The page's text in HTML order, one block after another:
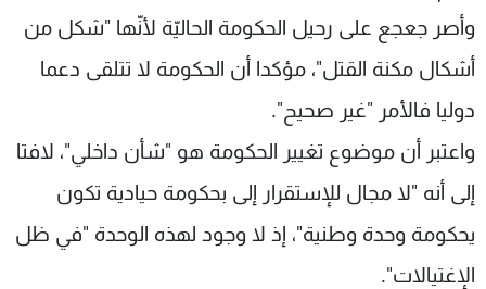
وأصر جعجع على رحيل الحكومة الحاليّة لأنّها "شكل من
أشكال مكنة القتل"، مؤكدا أن الحكومة لا تتلقى دعما
دوليا فالأمر "غير صحيح".
واعتبر أن موضوع تغيير الحكومة هو "شأن داخلي"، لافتا
إلى أنه "لا مجال للإستقرار إلى بحكومة حيادية تكون
يحكومة وحدة وطنية"، إذ لا وجود لهذه الوحدة "في ظل
الإغتيالات".